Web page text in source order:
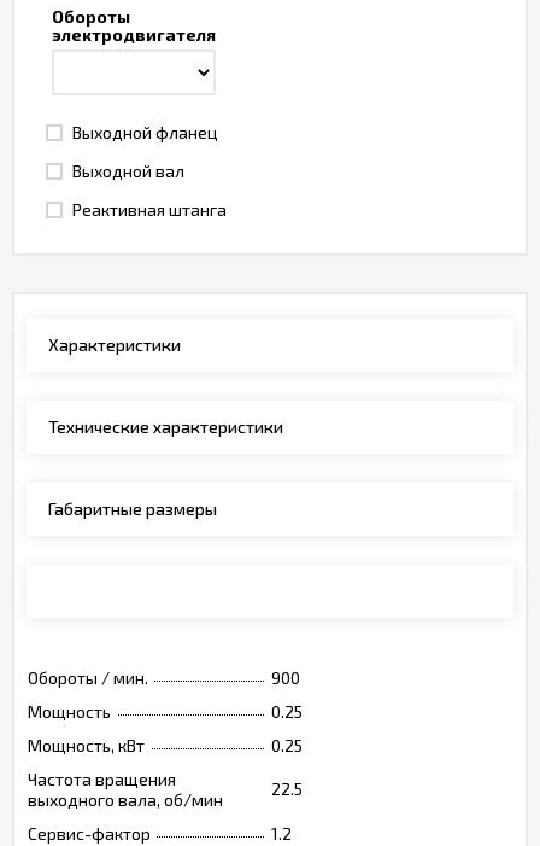
Обороты
электродвигателя
Выходной фланец
Выходной вал
Реактивная штанга
Характеристики
Технические характеристики
Габаритные размеры
Обороты / мин.
900
Мощность
0.25
Мощность, кВт
0.25
Частота вращения
выходного вала, об/мин
22.5
Сервис-фактор
1.2